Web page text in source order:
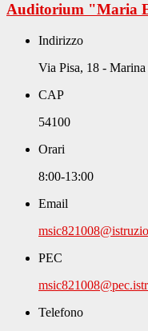
Auditorium "Maria
Indirizzo
Via Pisa, 18 - Marina
CAP
54100
Orari
8:00-13:00
Email
PEC
Telefono